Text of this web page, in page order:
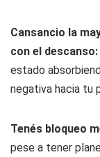
Cansancio la
con el descanso:
estado
negativa hacia tu
Tenés bloqueo
pese a tener